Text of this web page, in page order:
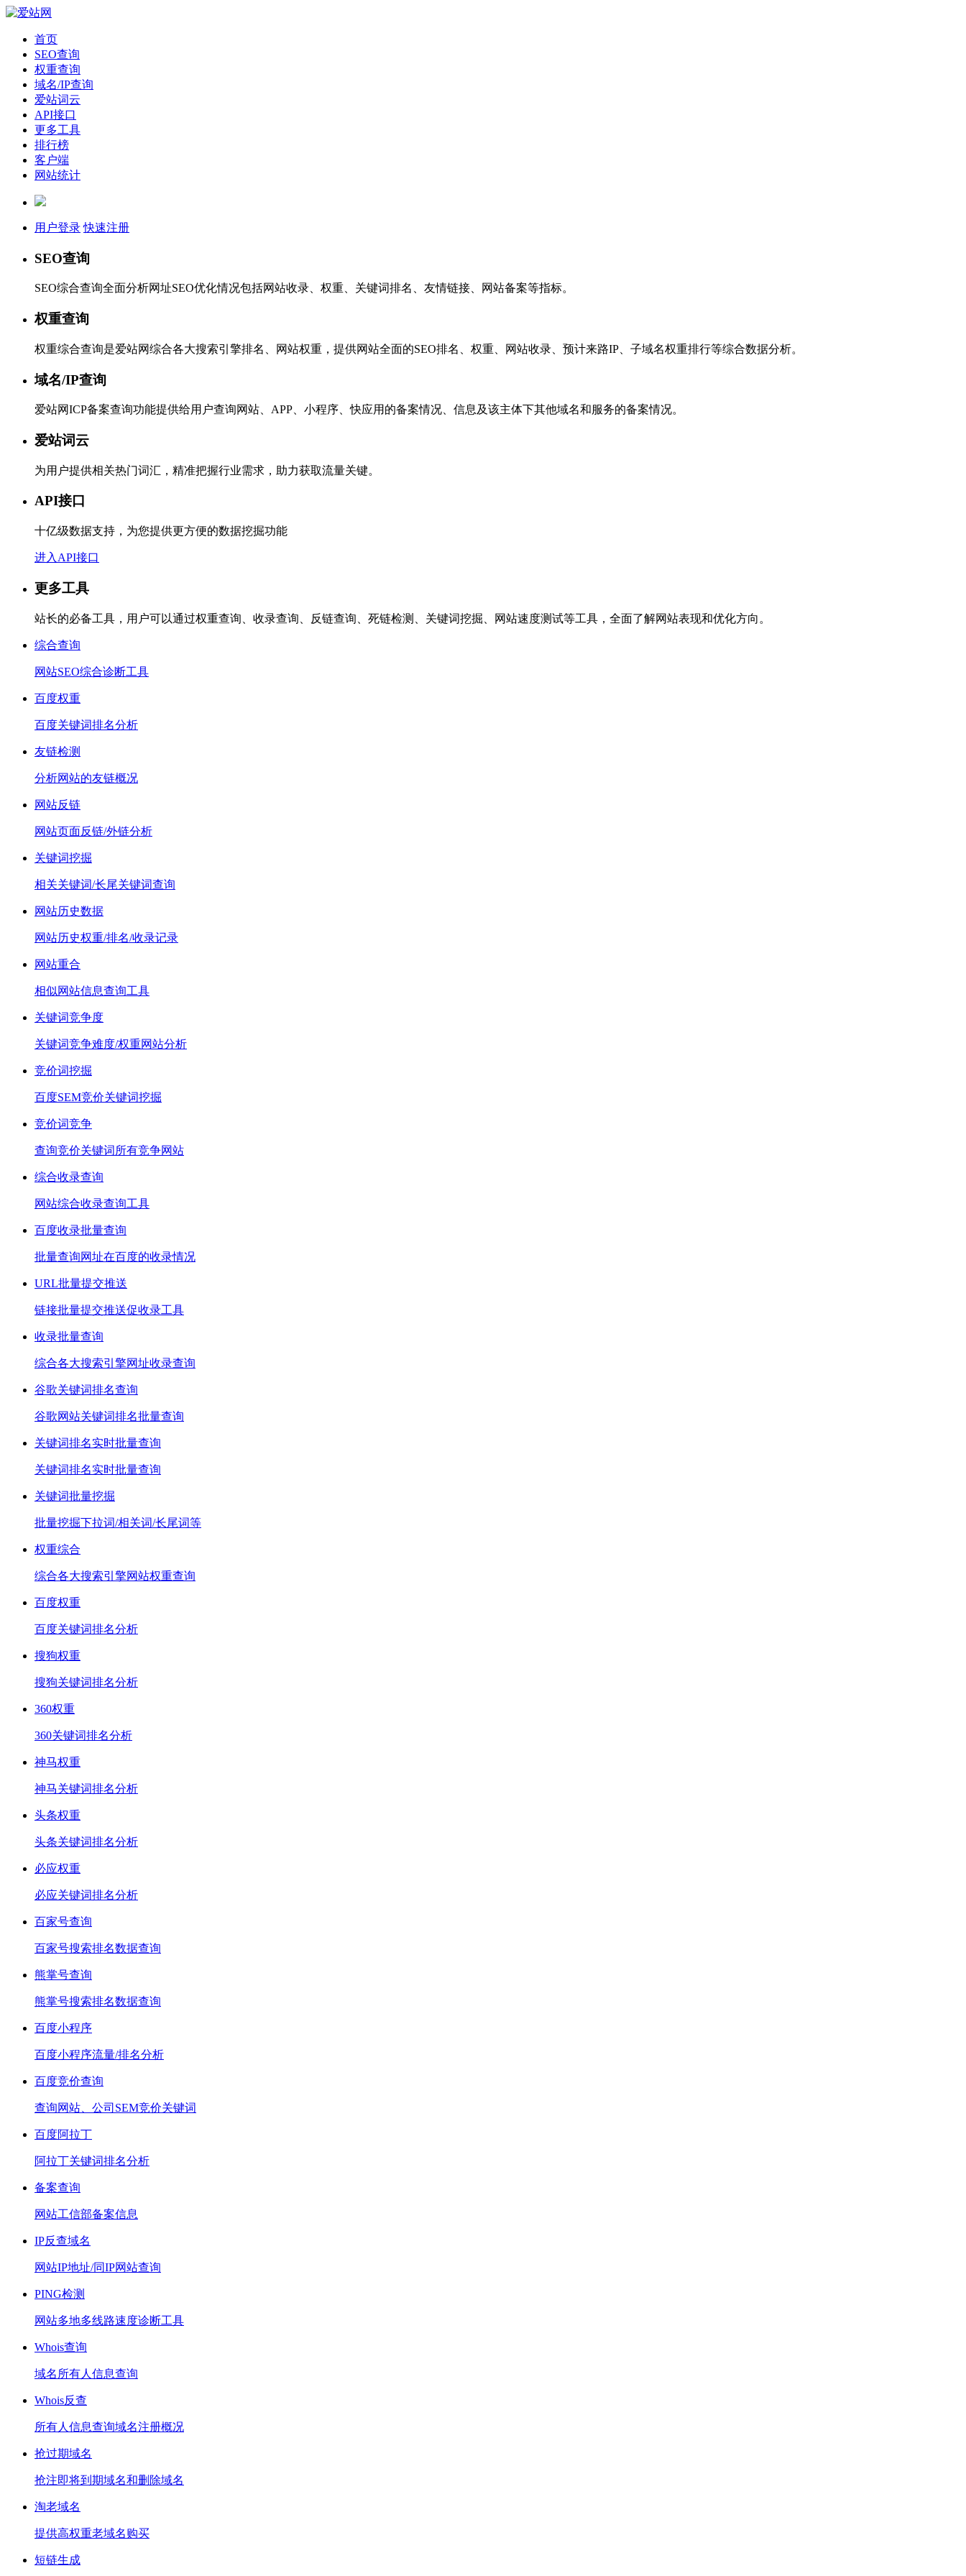
首页
SEO查询
权重查询
域名/IP查询
爱站词云
API接口
更多工具
排行榜
客户端
网站统计
用户登录 快速注册
SEO查询
SEO综合查询全面分析网址SEO优化情况包括网站收录、权重、关键词排名、友情链接、网站备案等指标。
权重查询
权重综合查询是爱站网综合各大搜索引擎排名、网站权重，提供网站全面的SEO排名、权重、网站收录、预计来路IP、子域名权重排行等综合数据分析。
域名/IP查询
爱站网ICP备案查询功能提供给用户查询网站、APP、小程序、快应用的备案情况、信息及该主体下其他域名和服务的备案情况。
爱站词云
为用户提供相关热门词汇，精准把握行业需求，助力获取流量关键。
API接口
十亿级数据支持，为您提供更方便的数据挖掘功能
进入API接口
更多工具
站长的必备工具，用户可以通过权重查询、收录查询、反链查询、死链检测、关键词挖掘、网站速度测试等工具，全面了解网站表现和优化方向。
综合查询
网站SEO综合诊断工具
百度权重
百度关键词排名分析
友链检测
分析网站的友链概况
网站反链
网站页面反链/外链分析
关键词挖掘
相关关键词/长尾关键词查询
网站历史数据
网站历史权重/排名/收录记录
网站重合
相似网站信息查询工具
关键词竞争度
关键词竞争难度/权重网站分析
竞价词挖掘
百度SEM竞价关键词挖掘
竞价词竞争
查询竞价关键词所有竞争网站
综合收录查询
网站综合收录查询工具
百度收录批量查询
批量查询网址在百度的收录情况
URL批量提交推送
链接批量提交推送促收录工具
收录批量查询
综合各大搜索引擎网址收录查询
谷歌关键词排名查询
谷歌网站关键词排名批量查询
关键词排名实时批量查询
关键词排名实时批量查询
关键词批量挖掘
批量挖掘下拉词/相关词/长尾词等
权重综合
综合各大搜索引擎网站权重查询
百度权重
百度关键词排名分析
搜狗权重
搜狗关键词排名分析
360权重
360关键词排名分析
神马权重
神马关键词排名分析
头条权重
头条关键词排名分析
必应权重
必应关键词排名分析
百家号查询
百家号搜索排名数据查询
熊掌号查询
熊掌号搜索排名数据查询
百度小程序
百度小程序流量/排名分析
百度竞价查询
查询网站、公司SEM竞价关键词
百度阿拉丁
阿拉丁关键词排名分析
备案查询
网站工信部备案信息
IP反查域名
网站IP地址/同IP网站查询
PING检测
网站多地多线路速度诊断工具
Whois查询
域名所有人信息查询
Whois反查
所有人信息查询域名注册概况
抢过期域名
抢注即将到期域名和删除域名
淘老域名
提供高权重老域名购买
短链生成